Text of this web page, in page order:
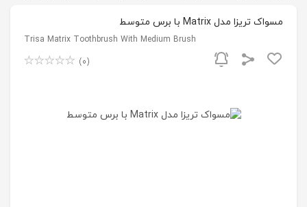
مسواک تریزا مدل Matrix با برس متوسط
Trisa Matrix Toothbrush With Medium Brush
(0)